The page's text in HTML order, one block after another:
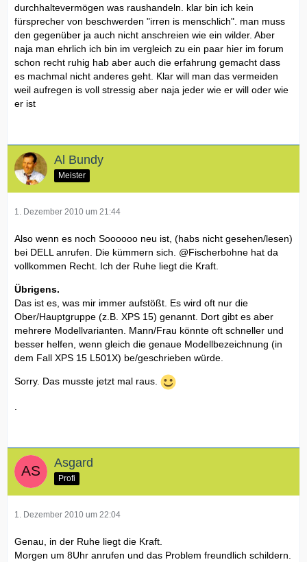
durchhaltevermögen was raushandeln. klar bin ich kein
fürsprecher von beschwerden "irren is menschlich". man muss
den gegenüber ja auch nicht anschreien wie ein wilder. Aber
naja man ehrlich ich bin im vergleich zu ein paar hier im forum
schon recht ruhig hab aber auch die erfahrung gemacht dass
es machmal nicht anderes geht. Klar will man das vermeiden
weil aufregen is voll stressig aber naja jeder wie er will oder wie
er ist
Al Bundy
Meister
1. Dezember 2010 um 21:44
Also wenn es noch Soooooo neu ist, (habs nicht gesehen/lesen)
bei DELL anrufen. Die kümmern sich. @Fischerbohne hat da
vollkommen Recht. Ich der Ruhe liegt die Kraft.
Übrigens.
Das ist es, was mir immer aufstößt. Es wird oft nur die
Ober/Hauptgruppe (z.B. XPS 15) genannt. Dort gibt es aber
mehrere Modellvarianten. Mann/Frau könnte oft schneller und
besser helfen, wenn gleich die genaue Modellbezeichnung (in
dem Fall XPS 15 L501X) be/geschrieben würde.
Sorry. Das musste jetzt mal raus.
Asgard
Profi
1. Dezember 2010 um 22:04
Genau, in der Ruhe liegt die Kraft.
Morgen um 8Uhr anrufen und das Problem freundlich schildern.